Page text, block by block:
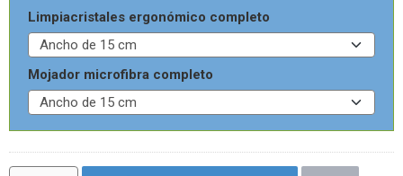
Limpiacristales ergonómico completo
Mojador microfibra completo